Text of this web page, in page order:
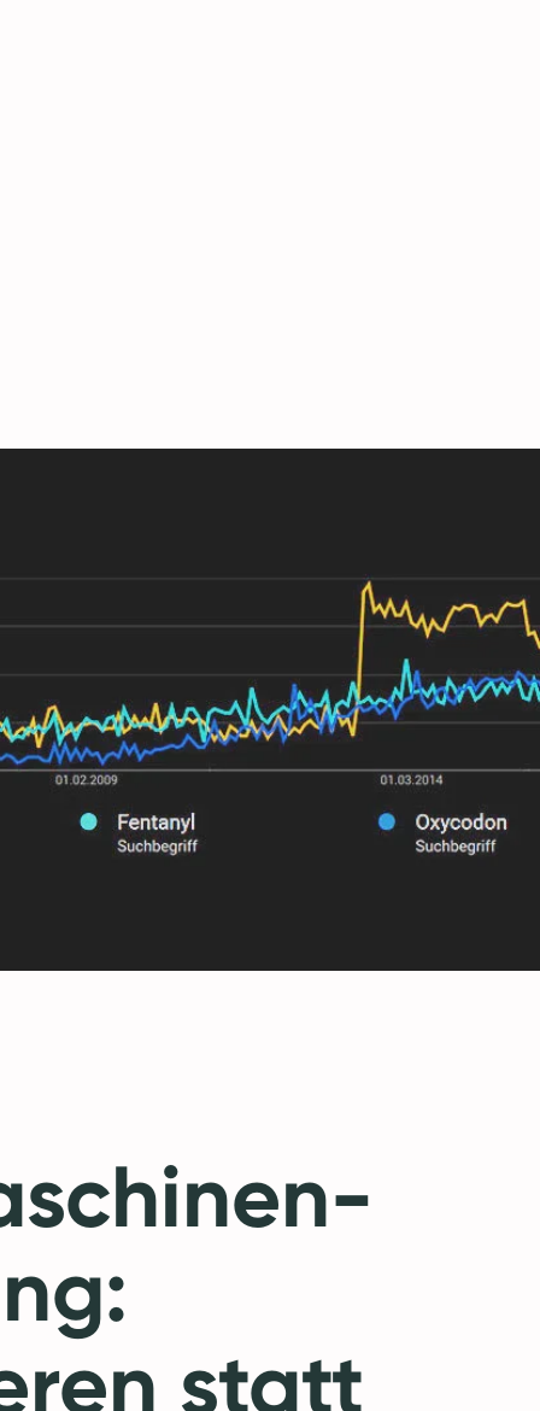
statt